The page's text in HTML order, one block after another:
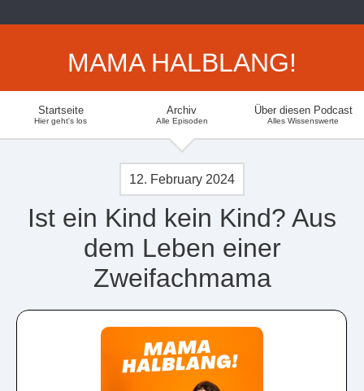
MAMA HALBLANG!
Startseite
Hier geht's los
Archiv
Alle Episoden
Über diesen Podcast
Alles Wissenswerte
12. February 2024
Ist ein Kind kein Kind? Aus
dem Leben einer
Zweifachmama